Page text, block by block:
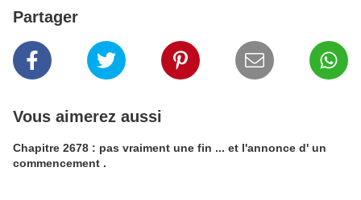
Partager
Vous aimerez aussi
Chapitre 2678 : pas vraiment une fin ... et l'annonce d' un
commencement .